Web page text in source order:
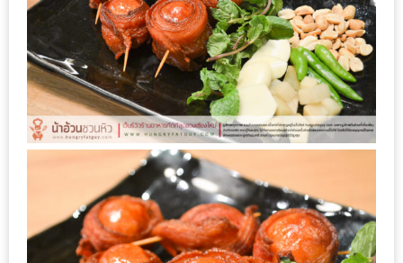
ลายแทง
ความ
อร่อย
ทั่ว
เชียงใหม่
ลุ้น
รับ
ประทาน
บุฟเฟ่ต์